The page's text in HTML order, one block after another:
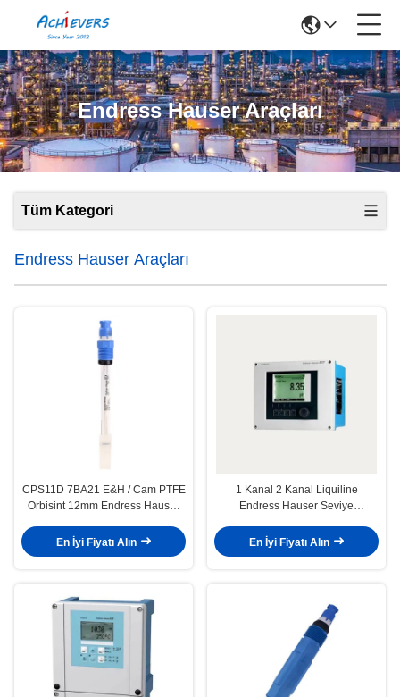
Endress Hauser Araçları
Tüm Kategori
Endress Hauser Araçları
CPS11D 7BA21 E&H / Cam PTFE
Orbisint 12mm Endress Hauser
En İyi Fiyatı Alın
1 Kanal 2 Kanal Liquiline
Endress Hauser Seviye
AAM1A2F010A+AK
En İyi Fiyatı Alın